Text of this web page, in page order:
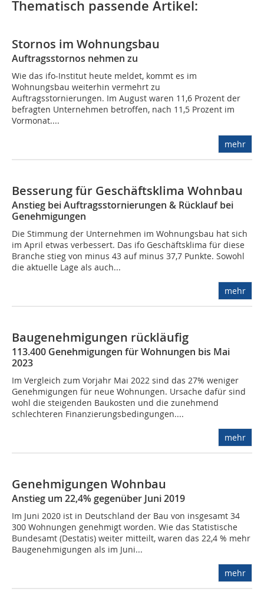
Thematisch passende Artikel:
Stornos im Wohnungsbau
Auftragsstornos nehmen zu
Wie das ifo-Institut heute meldet, kommt es im
Wohnungsbau weiterhin vermehrt zu
Auftragsstornierungen. Im August waren 11,6 Prozent der
befragten Unternehmen betroffen, nach 11,5 Prozent im
Vormonat....
mehr
Besserung für Geschäftsklima Wohnbau
Anstieg bei Auftragsstornierungen & Rücklauf bei
Genehmigungen
Die Stimmung der Unternehmen im Wohnungsbau hat sich
im April etwas verbessert. Das ifo Geschäftsklima für diese
Branche stieg von minus 43 auf minus 37,7 Punkte. Sowohl
die aktuelle Lage als auch...
mehr
Baugenehmigungen rückläufig
113.400 Genehmigungen für Wohnungen bis Mai
2023
Im Vergleich zum Vorjahr Mai 2022 sind das 27% weniger
Genehmigungen für neue Wohnungen. Ursache dafür sind
wohl die steigenden Baukosten und die zunehmend
schlechteren Finanzierungsbedingungen....
mehr
Genehmigungen Wohnbau
Anstieg um 22,4% gegenüber Juni 2019
Im Juni 2020 ist in Deutschland der Bau von insgesamt 34
300 Wohnungen genehmigt worden. Wie das Statistische
Bundesamt (Destatis) weiter mitteilt, waren das 22,4 % mehr
Baugenehmigungen als im Juni...
mehr